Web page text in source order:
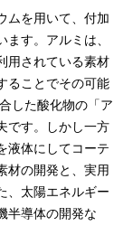
ムを用いて、付加
す。アルミは、
用されている素材
ることでその可能
した酸化物の「ア
です。しかし一方
液体にしてコーテ
材の開発と、実用
、太陽エネルギー
半導体の開発な